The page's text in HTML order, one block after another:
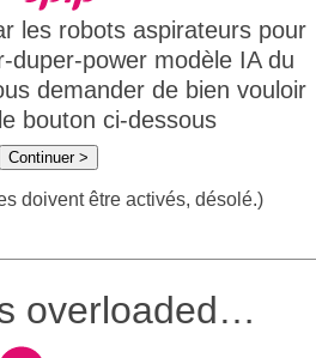
les robots aspirateurs pour
duper-power modèle IA du
demander de bien vouloir
bouton ci-dessous
Continuer >
doivent être activés, désolé.)
overloaded…